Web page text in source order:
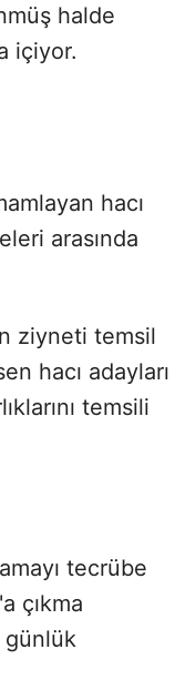
halde
içiyor.
hacı
arasında
ziyneti temsil
hacı adayları
temsili
tecrübe
çıkma
günlük